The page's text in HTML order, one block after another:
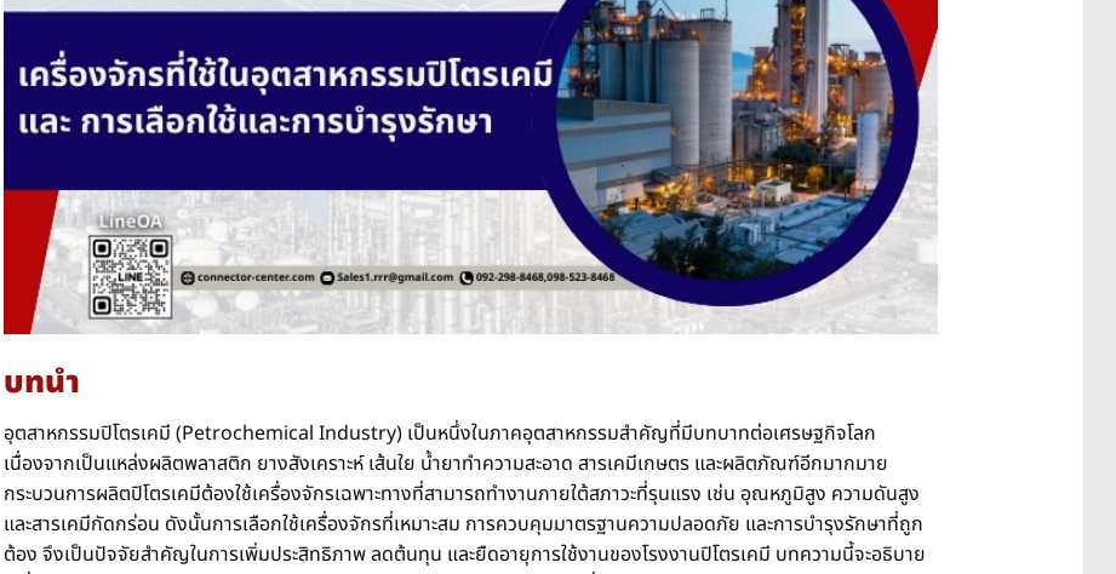
บทนำ
อุตสาหกรรมปิโตรเคมี (Petrochemical Industry) เป็นหนึ่งในภาคอุตสาหกรรมสำคัญที่มีบทบาทต่อเศรษฐกิจโลก
เนื่องจากเป็นแหล่งผลิตพลาสติก ยางสังเคราะห์ เส้นใย น้ำยาทำความสะอาด สารเคมีเกษตร และผลิตภัณฑ์อีกมากมาย
กระบวนการผลิตปิโตรเคมีต้องใช้เครื่องจักรเฉพาะทางที่สามารถทำงานภายใต้สภาวะที่รุนแรง เช่น อุณหภูมิสูง ความดันสูง
และสารเคมีกัดกร่อน ดังนั้นการเลือกใช้เครื่องจักรที่เหมาะสม การควบคุมมาตรฐานความปลอดภัย และการบำรุงรักษาที่ถูก
ต้อง จึงเป็นปัจจัยสำคัญในการเพิ่มประสิทธิภาพ ลดต้นทุน และยืดอายุการใช้งานของโรงงานปิโตรเคมี บทความนี้จะอธิบาย